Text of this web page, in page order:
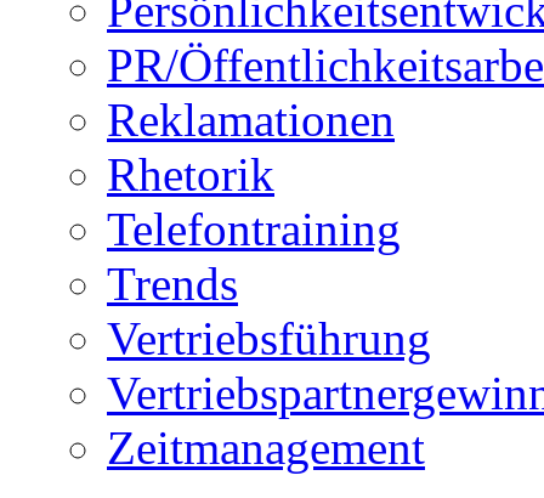
PR/
Reklamationen
Rhetorik
Telefontraining
Trends
Vertriebsführung
Zeitmanagement